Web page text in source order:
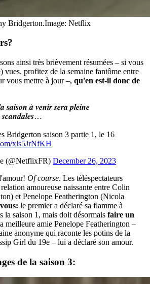
Bridgerton.Image: Netflix
ainsi très brièvement résumées – si vous
vues, profitez de la semaine fantôme entre
vous mettre à jour –, qu'en est-il donc de
𝒔𝒂𝒊𝒔𝒐𝒏 𝒂̀ 𝒗𝒆𝒏𝒊𝒓 𝒔𝒆𝒓𝒂 𝒑𝒍𝒆𝒊𝒏𝒆
𝒔𝒄𝒂𝒏𝒅𝒂𝒍𝒆𝒔…
Bridgerton saison 3 partie 1, le 16
xls5JrNfKH
(@NetflixFR) December 26, 2023
Of course. Les téléspectateurs
amoureuse naissante entre Colin
et Penelope Featherington (Nicola
le premier a déclaré sa flamme à
la saison 1, mais doit désormais faire un
meilleure amie Penelope Featherington –
anonyme qui raconte les potins de la
Girl du 19e – lui a déclaré son amour.
de la saison 3: